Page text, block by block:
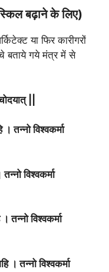
बढ़ाने के लिए)
या फिर कारीगरों
बताये गये मंत्र में से
||
तन्नो विश्वकर्मा
विश्वकर्मा
तन्नो विश्वकर्मा
। तन्नो विश्वकर्मा